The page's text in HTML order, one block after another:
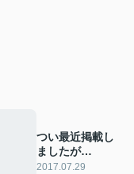
つい最近掲載し
ましたが…
2017.07.29